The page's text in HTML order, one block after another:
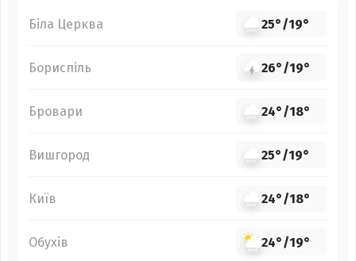
Біла Церква 25°/19°
Бориспіль 26°/19°
Бровари 24°/18°
Вишгород 25°/19°
Київ 24°/18°
Обухів 24°/19°